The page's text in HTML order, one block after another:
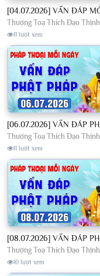
Thượng Toạ Thích Đạo Thịnh
11 lượt xem
Thượng Toạ Thích Đạo Thịnh
11 lượt xem
Thượng Toạ Thích Đạo Thịnh
10 lượt xem